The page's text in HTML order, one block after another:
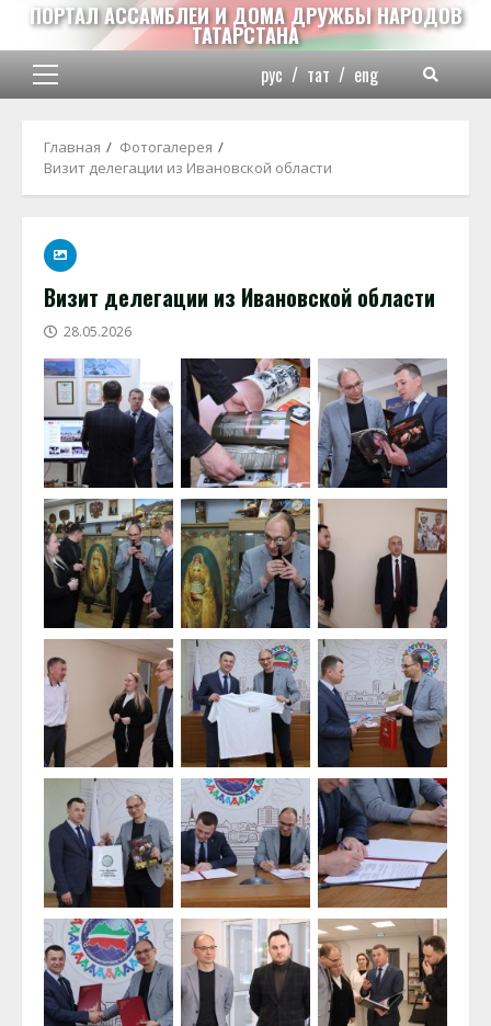
Перейти
содержимому
ПОРТАЛ АССАМБЛЕИ И ДОМА ДРУЖБЫ НАРОДОВ
ТАТАРСТАНА
Основное
рус / тат / eng
Главная
Фотогалерея
Визит делегации из Ивановской области
Визит делегации из Ивановской области
28.05.2026